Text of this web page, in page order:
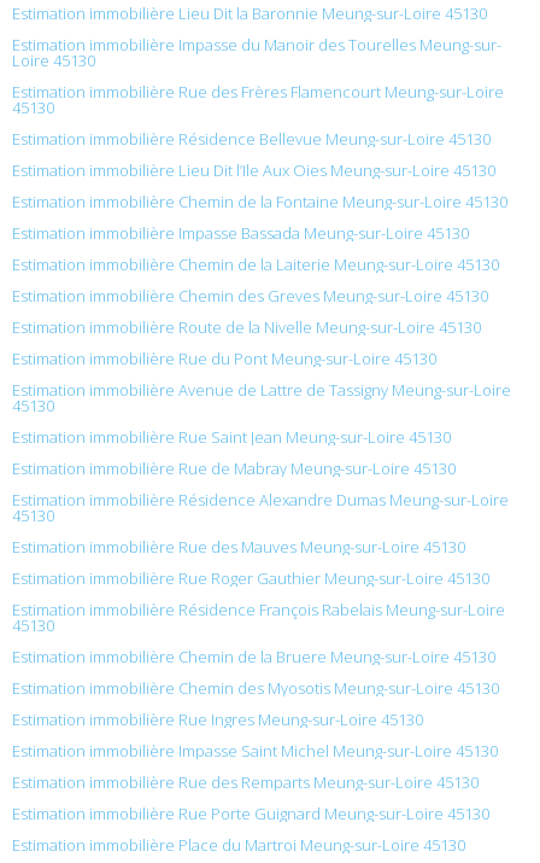
Estimation immobilière Lieu Dit la Baronnie Meung-sur-Loire 45130
Estimation immobilière Impasse du Manoir des Tourelles Meung-sur-
Loire 45130
Estimation immobilière Rue des Frères Flamencourt Meung-sur-Loire
45130
Estimation immobilière Résidence Bellevue Meung-sur-Loire 45130
Estimation immobilière Lieu Dit l’Ile Aux Oies Meung-sur-Loire 45130
Estimation immobilière Chemin de la Fontaine Meung-sur-Loire 45130
Estimation immobilière Impasse Bassada Meung-sur-Loire 45130
Estimation immobilière Chemin de la Laiterie Meung-sur-Loire 45130
Estimation immobilière Chemin des Greves Meung-sur-Loire 45130
Estimation immobilière Route de la Nivelle Meung-sur-Loire 45130
Estimation immobilière Rue du Pont Meung-sur-Loire 45130
Estimation immobilière Avenue de Lattre de Tassigny Meung-sur-Loire
45130
Estimation immobilière Rue Saint Jean Meung-sur-Loire 45130
Estimation immobilière Rue de Mabray Meung-sur-Loire 45130
Estimation immobilière Résidence Alexandre Dumas Meung-sur-Loire
45130
Estimation immobilière Rue des Mauves Meung-sur-Loire 45130
Estimation immobilière Rue Roger Gauthier Meung-sur-Loire 45130
Estimation immobilière Résidence François Rabelais Meung-sur-Loire
45130
Estimation immobilière Chemin de la Bruere Meung-sur-Loire 45130
Estimation immobilière Chemin des Myosotis Meung-sur-Loire 45130
Estimation immobilière Rue Ingres Meung-sur-Loire 45130
Estimation immobilière Impasse Saint Michel Meung-sur-Loire 45130
Estimation immobilière Rue des Remparts Meung-sur-Loire 45130
Estimation immobilière Rue Porte Guignard Meung-sur-Loire 45130
Estimation immobilière Place du Martroi Meung-sur-Loire 45130